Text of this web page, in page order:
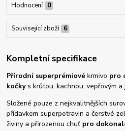
Hodnocení 0
Související zboží 6
Kompletní specifikace
Přírodní superprémiové krmivo pro
kočkys krůtou, kachnou, vepřovým a
Složené pouze z nejkvalitnějších
přídavkem superpotravin a čerstvé
živiny a přirozenou chuť pro